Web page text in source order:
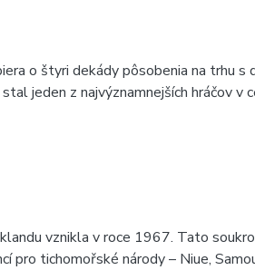
o štyri dekády pôsobenia na trhu s
jeden z najvýznamnejších hráčov v
vznikla v roce 1967. Tato
pro tichomořské národy – Niue,